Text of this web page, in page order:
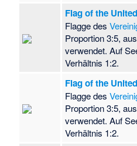
Flag of the
Flagge des
Proportion 3:5,
verwendet. Auf
Verhältnis 1:2.
Flag of the
Flagge des
Proportion 3:5,
verwendet. Auf
Verhältnis 1:2.